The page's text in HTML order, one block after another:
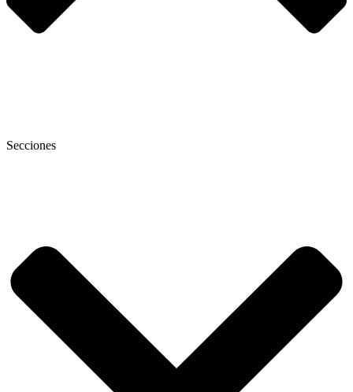
Secciones